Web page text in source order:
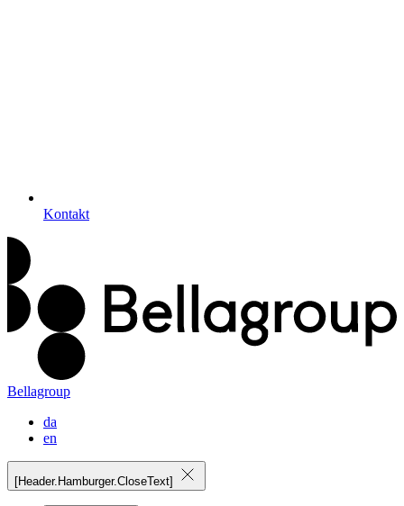
Kontakt
Bellagroup
da
en
[Header.Hamburger.CloseText]